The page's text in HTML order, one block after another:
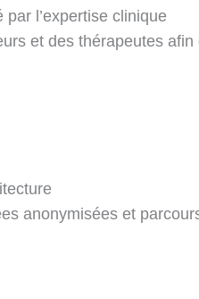
l’expertise clinique
et des thérapeutes
anonymisées et